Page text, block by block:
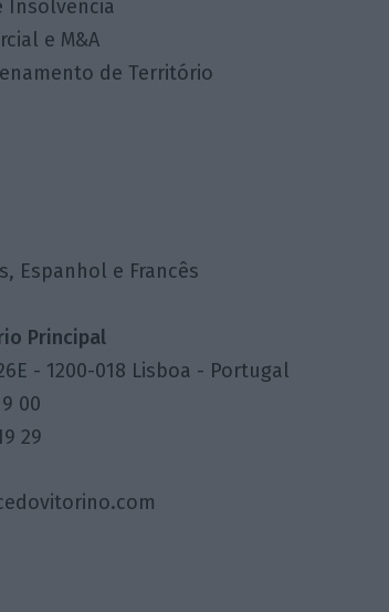
Insolvência
e M&A
de Território
Espanhol e Francês
Principal
- 1200-018 Lisboa - Portugal
00
29